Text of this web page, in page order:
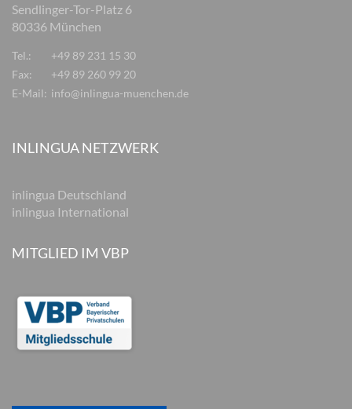
Sendlinger-Tor-Platz 6
80336 München
Tel.:
+49 89 231 15 30
Fax:
+49 89 260 99 20
E-Mail: info@inlingua-muenchen.de
INLINGUA NETZWERK
inlingua Deutschland
inlingua International
MITGLIED IM VBP